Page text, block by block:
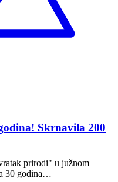
Skrnavila 200
prirodi" u južnom
30 godina…